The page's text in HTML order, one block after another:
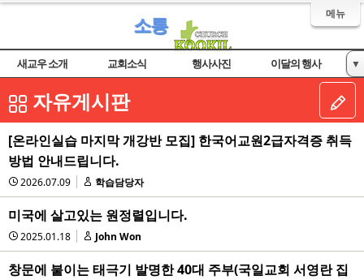
메뉴
소통
새교우 소개 교회소식 행사사진 이달의 행사 ▼
자유게시판
[온라인실습 마지막 개강반 모집] 한국어교원2급자격증 취득
방법 안내드립니다.
2026.07.09 학습담당자
미국에 살고있는 원정렬입니다.
2025.01.18 John Won
창문에 붙이는 태극기 발명한 40대 주부(국일교회 서영란 집